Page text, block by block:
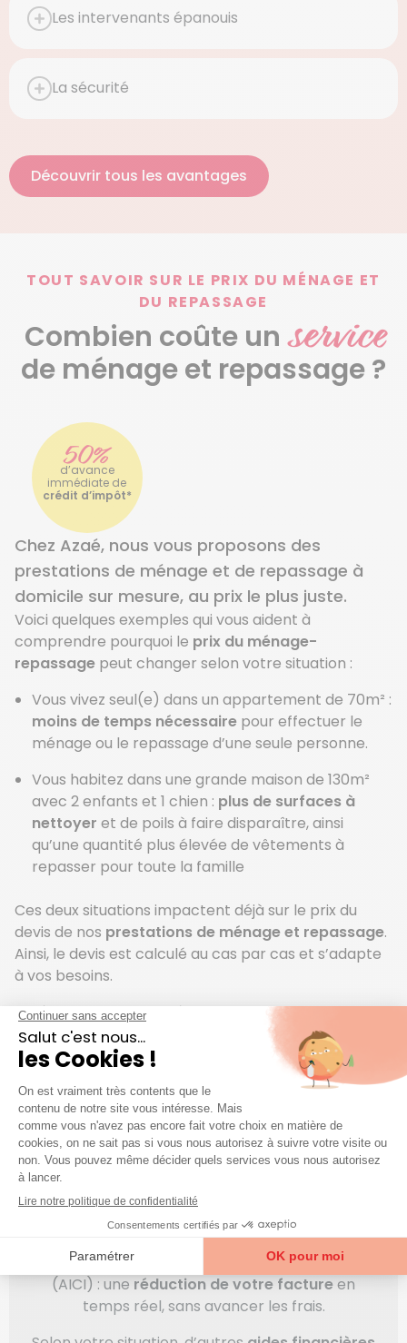
Les intervenants épanouis
La sécurité
Découvrir tous les avantages
TOUT SAVOIR SUR LE PRIX DU MÉNAGE ET
DU REPASSAGE
Combien coûte un service
de ménage et repassage ?
50%
d’avance
immédiate de
crédit d’impôt*
Chez Azaé, nous vous proposons des
prestations de ménage et de repassage à
domicile sur mesure, au prix le plus juste.
Voici quelques exemples qui vous aident à
comprendre pourquoi le prix du ménage-
repassage peut changer selon votre situation :
Vous vivez seul(e) dans un appartement de 70m² :
moins de temps nécessaire pour effectuer le
ménage ou le repassage d’une seule personne.
Vous habitez dans une grande maison de 130m²
avec 2 enfants et 1 chien : plus de surfaces à
nettoyer et de poils à faire disparaître, ainsi
qu’une quantité plus élevée de vêtements à
repasser pour toute la famille
Ces deux situations impactent déjà sur le prix du
devis de nos prestations de ménage et repassage.
Ainsi, le devis est calculé au cas par cas et s’adapte
à vos besoins.
Aprèsce rendez-vous à votre domicile, vous
recevrezgratuitement un devis
, avec le montant
exact de votre service de ménage-repassage.
Réduisez vos factures de ménage et
de repassage à domicile
En plus d’avoir un
bénéficiez de plusieurs aides financières : le
crédit d’impôt. Il s’applique à tous les services à
domicile, ce qui réduit le coût de votre prestation.
Et aussi de l’Avance Immédiate de Crédit d’Impôt
(AICI) : une réduction de votre factureen
temps réel, sans avancer les frais.